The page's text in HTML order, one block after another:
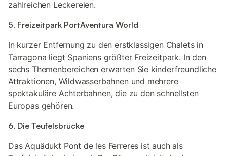
zahlreichen Leckereien.
5. Freizeitpark PortAventura World
In kurzer Entfernung zu den erstklassigen Chalets in
Tarragona liegt Spaniens größter Freizeitpark. In den
sechs Themenbereichen erwarten Sie kinderfreundliche
Attraktionen, Wildwasserbahnen und mehrere
spektakuläre Achterbahnen, die zu den schnellsten
Europas gehören.
6. Die Teufelsbrücke
Das Aquädukt Pont de les Ferreres ist auch als